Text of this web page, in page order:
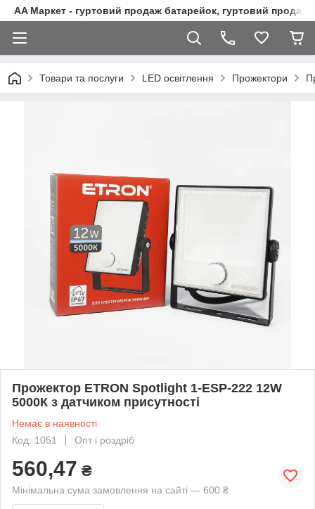
AA Маркет - гуртовий продаж батарейок, гуртовий продаж
Товари та послуги LED освітлення Прожектори
Прожектор ETRON Spotlight 1-ESP-222 12W
5000К з датчиком присутності
Немає в наявності
Код: 1051
Опт і роздріб
560,47 ₴
Мінімальна сума замовлення на сайті — 600 ₴